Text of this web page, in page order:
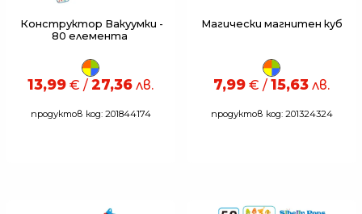
Конструктор Вакуумки -
80 елемента
13,99 € / 27,36 лв.
продуктов код: 201844174
Магически магнитен куб
7,99 € / 15,63 лв.
продуктов код: 201324324